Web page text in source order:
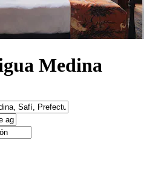
Medina